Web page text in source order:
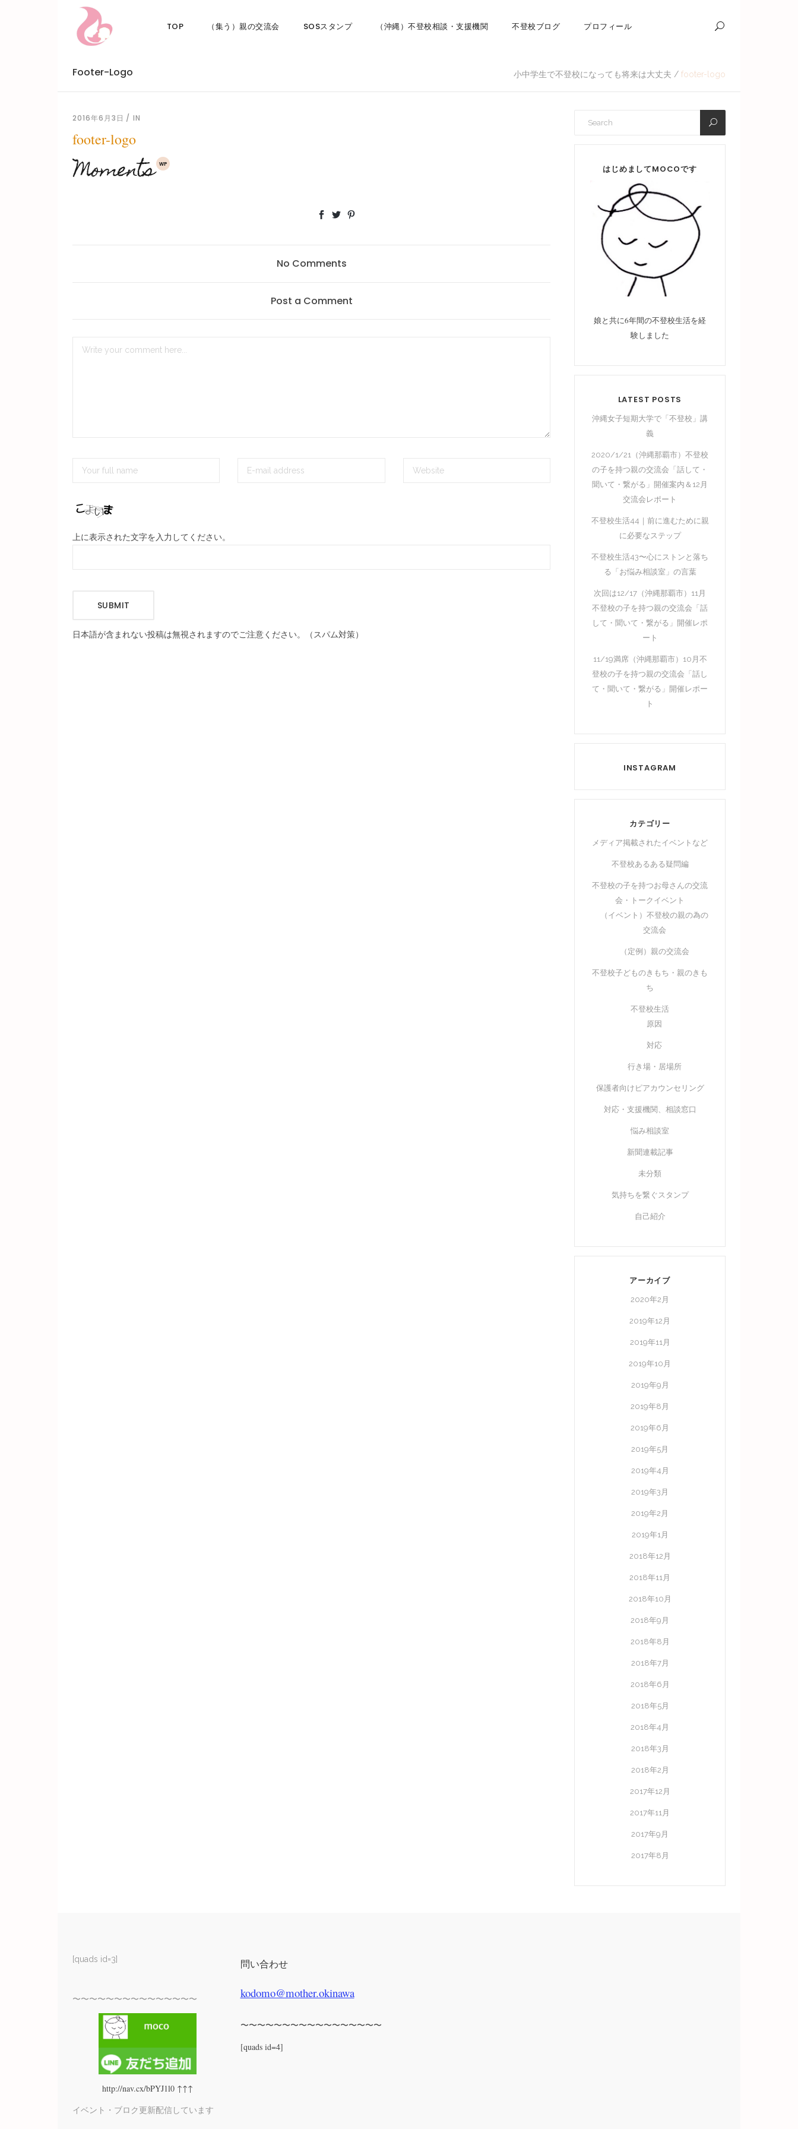
TOP （集う）親の交流会 SOSスタンプ （沖縄）不登校相談・支援機関 不登校ブログ プロフィール
Footer-Logo 小中学生で不登校になっても将来は大丈夫 / footer-logo
2016年6月3日 IN
footer-logo
No Comments
Post a Comment
上に表示された文字を入力してください。
SUBMIT
日本語が含まれない投稿は無視されますのでご注意ください。（スパム対策）
はじめましてMOCOです
娘と共に6年間の不登校生活を経
験しました
LATEST POSTS
沖縄女子短期大学で「不登校」講
義
2020/1/21（沖縄那覇市）不登校
の子を持つ親の交流会「話して・
聞いて・繋がる」開催案内＆12月
交流会レポート
不登校生活44｜前に進むために親
に必要なステップ
不登校生活43〜心にストンと落ち
る「お悩み相談室」の言葉
次回は12/17（沖縄那覇市）11月
不登校の子を持つ親の交流会「話
して・聞いて・繋がる」開催レポ
ート
11/19満席（沖縄那覇市）10月不
登校の子を持つ親の交流会「話し
て・聞いて・繋がる」開催レポー
ト
INSTAGRAM
カテゴリー
メディア掲載されたイベントなど
不登校あるある疑問編
不登校の子を持つお母さんの交流
会・トークイベント
（イベント）不登校の親の為の
交流会
（定例）親の交流会
不登校子どものきもち・親のきも
ち
不登校生活
原因
対応
行き場・居場所
保護者向けピアカウンセリング
対応・支援機関、相談窓口
悩み相談室
新聞連載記事
未分類
気持ちを繋ぐスタンプ
自己紹介
アーカイブ
2020年2月
2019年12月
2019年11月
2019年10月
2019年9月
2019年8月
2019年6月
2019年5月
2019年4月
2019年3月
2019年2月
2019年1月
2018年12月
2018年11月
2018年10月
2018年9月
2018年8月
2018年7月
2018年6月
2018年5月
2018年4月
2018年3月
2018年2月
2017年12月
2017年11月
2017年9月
2017年8月
[quads id=3]
〜〜〜〜〜〜〜〜〜〜〜〜〜〜〜
http://nav.cx/bPYJ1l0 ↑↑↑
イベント・ブロク更新配信しています
問い合わせ
kodomo@mother.okinawa
〜〜〜〜〜〜〜〜〜〜〜〜〜〜〜〜〜
[quads id=4]